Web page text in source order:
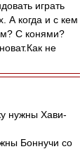
играть
А когда и с кем
С конями?
не
нужны Хави-
Боннучи со